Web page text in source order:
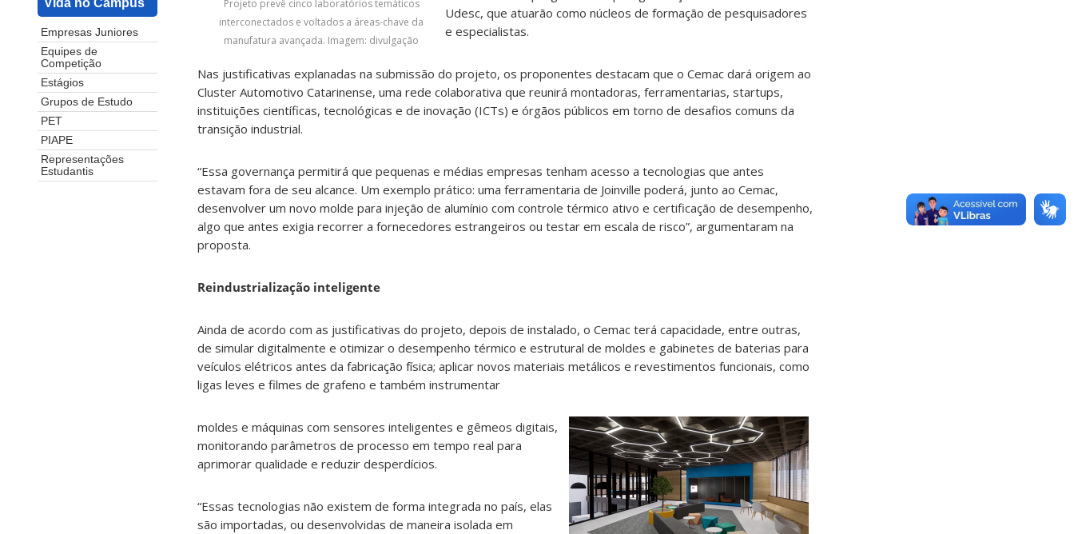
Vida no Campus
Empresas Juniores
Equipes de
Competição
Estágios
Grupos de Estudo
PET
PIAPE
Representações
Estudantis
Projeto prevê cinco laboratórios temáticos
interconectados e voltados a áreas-chave da
manufatura avançada. Imagem: divulgação
Udesc, que atuarão como núcleos de formação de pesquisadores
e especialistas.
Nas justificativas explanadas na submissão do projeto, os proponentes destacam que o Cemac dará origem ao
Cluster Automotivo Catarinense, uma rede colaborativa que reunirá montadoras, ferramentarias, startups,
instituições científicas, tecnológicas e de inovação (ICTs) e órgãos públicos em torno de desafios comuns da
transição industrial.
“Essa governança permitirá que pequenas e médias empresas tenham acesso a tecnologias que antes
estavam fora de seu alcance. Um exemplo prático: uma ferramentaria de Joinville poderá, junto ao Cemac,
desenvolver um novo molde para injeção de alumínio com controle térmico ativo e certificação de desempenho,
algo que antes exigia recorrer a fornecedores estrangeiros ou testar em escala de risco”, argumentaram na
proposta.
Reindustrialização inteligente
Ainda de acordo com as justificativas do projeto, depois de instalado, o Cemac terá capacidade, entre outras,
de simular digitalmente e otimizar o desempenho térmico e estrutural de moldes e gabinetes de baterias para
veículos elétricos antes da fabricação física; aplicar novos materiais metálicos e revestimentos funcionais, como
ligas leves e filmes de grafeno e também instrumentar
moldes e máquinas com sensores inteligentes e gêmeos digitais,
monitorando parâmetros de processo em tempo real para
aprimorar qualidade e reduzir desperdícios.
“Essas tecnologias não existem de forma integrada no país, elas
são importadas, ou desenvolvidas de maneira isolada em